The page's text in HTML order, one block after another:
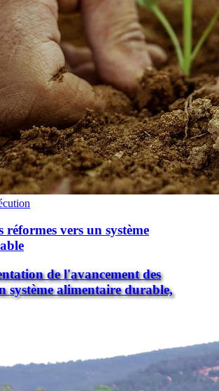
réformes vers un système
de l'avancement des
système alimentaire durable,